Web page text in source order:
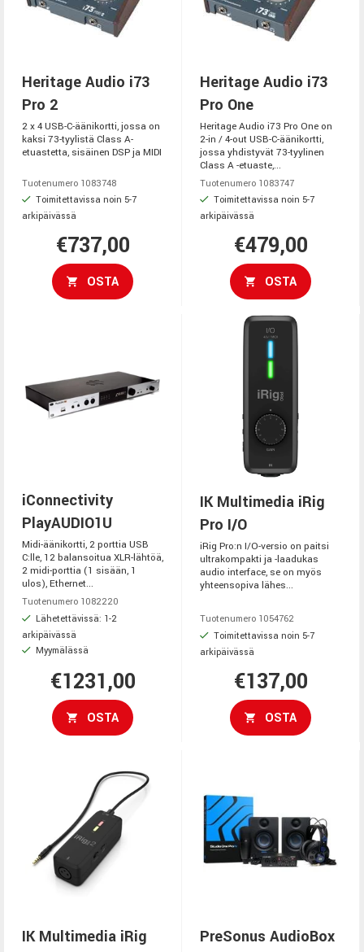
Heritage Audio i73
Pro 2
2 x 4 USB-C-äänikortti, jossa on
kaksi 73-tyylistä Class A-
etuastetta, sisäinen DSP ja MIDI
Tuotenumero 1083748
Toimitettavissa noin 5-7
arkipäivässä
€737,00
OSTA
Heritage Audio i73
Pro One
Heritage Audio i73 Pro One on
2-in / 4-out USB-C-äänikortti,
jossa yhdistyvät 73-tyylinen
Class A -etuaste,...
Tuotenumero 1083747
Toimitettavissa noin 5-7
arkipäivässä
€479,00
OSTA
iConnectivity
PlayAUDIO1U
Midi-äänikortti, 2 porttia USB
C:lle, 12 balansoitua XLR-lähtöä,
2 midi-porttia (1 sisään, 1
ulos), Ethernet...
Tuotenumero 1082220
Lähetettävissä: 1-2
arkipäivässä
Myymälässä
€1231,00
OSTA
IK Multimedia iRig
Pro I/O
iRig Pro:n I/O-versio on paitsi
ultrakompakti ja -laadukas
audio interface, se on myös
yhteensopiva lähes...
Tuotenumero 1054762
Toimitettavissa noin 5-7
arkipäivässä
€137,00
OSTA
IK Multimedia iRig
PreSonus AudioBox